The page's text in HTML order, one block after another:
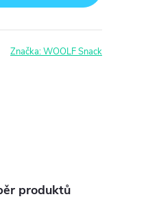
Značka:WOOLF Snack
produktů